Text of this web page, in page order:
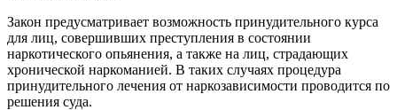
Закон предусматривает возможность принудительного курса
для лиц, совершивших преступления в состоянии
наркотического опьянения, а также на лиц, страдающих
хронической наркоманией. В таких случаях процедура
принудительного лечения от наркозависимости проводится по
решения суда.